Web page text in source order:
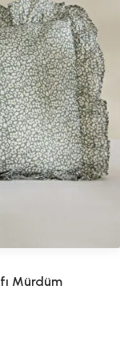
Mürdüm